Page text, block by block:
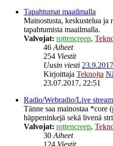
Tapahtumat maailmalla
Mainostusta, keskustelua ja
tapahtumista maailmalla.
Valvojat: rottencreep,
46Aiheet
254 Viestit
Uusin viesti
Kirjoittaja Teknojta
23.07.2017, 22:51
Radio/Webradio/Live
Tänne saa mainostaa *core
häppeninkejä sekä livenä
Valvojat: rottencreep,
30Aiheet